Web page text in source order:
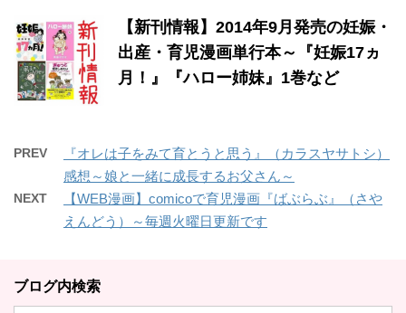
【新刊情報】2014年9月発売の妊娠・
出産・育児漫画単行本～『妊娠17ヵ
月！』『ハロー姉妹』1巻など
PREV
『オレは子をみて育とうと思う』（カラスヤサトシ）
感想～娘と一緒に成長するお父さん～
NEXT
【WEB漫画】comicoで育児漫画『ばぶらぶ』（さや
えんどう）～毎週火曜日更新です
ブログ内検索